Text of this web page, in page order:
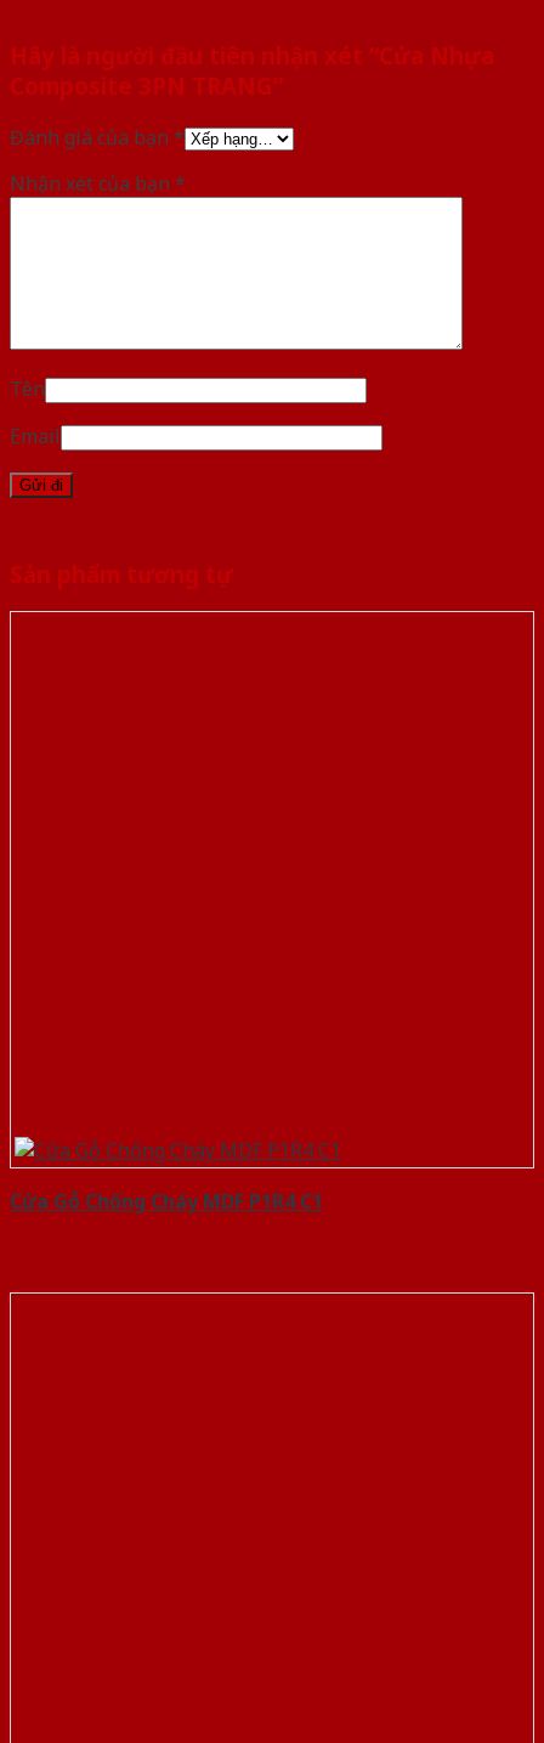
Hãy là người đầu tiên nhận xét “Cửa Nhựa
Composite 3PN TRANG”
Đánh giá của bạn *
Nhận xét của bạn *
Tên
Email
Sản phẩm tương tự
Cửa Gỗ Chống Cháy MDF P1R4 C1